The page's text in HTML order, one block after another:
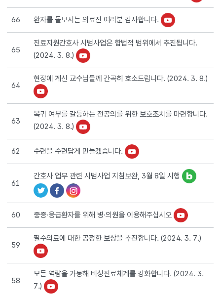
66 환자를 돌보시는 의료진 여러분 감사합니다.
65
진료지원간호사 시범사업은 합법적 범위에서 추진됩니다.
(2024. 3. 8.)
64
현장에 계신 교수님들께 간곡히 호소드립니다. (2024. 3. 8.)
63
복귀 여부를 갈등하는 전공의를 위한 보호조치를 마련합니다.
(2024. 3. 8.)
62 수련을 수련답게 만들겠습니다.
61
간호사 업무 관련 시범사업 지침보완, 3월 8일 시행
60 중증·응급환자를 위해 병·의원을 이용해주십시오
59
필수의료에 대한 공정한 보상을 추진합니다. (2024. 3. 7.)
58
모든 역량을 가동해 비상진료체계를 강화합니다. (2024. 3.
7.)